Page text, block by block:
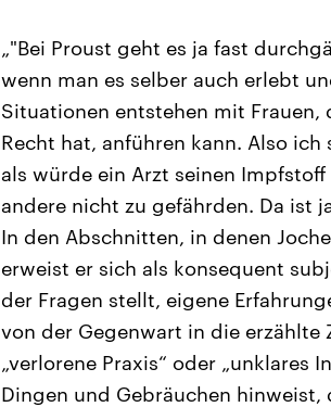
„"Bei Proust geht es ja fast
wenn man es selber auch erlebt
Situationen entstehen mit Frauen,
Recht hat, anführen kann. Also
als würde ein Arzt seinen
andere nicht zu gefährden. Da ist
In den Abschnitten, in denen
erweist er sich als konsequent
der Fragen stellt, eigene
von der Gegenwart in die erzählte
„verlorene Praxis“ oder „unklares
Dingen und Gebräuchen hinweist,